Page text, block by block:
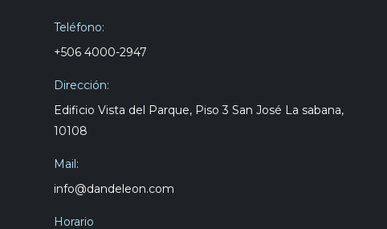
Teléfono:
+506 4000-2947
Dirección:
Edificio Vista del Parque, Piso 3 San José La sabana,
10108
Mail:
info@dandeleon.com
Horario